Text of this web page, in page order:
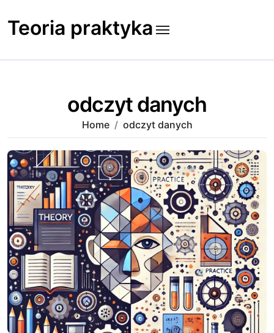
to
content
Teoria praktyka
odczyt danych
Home odczyt danych